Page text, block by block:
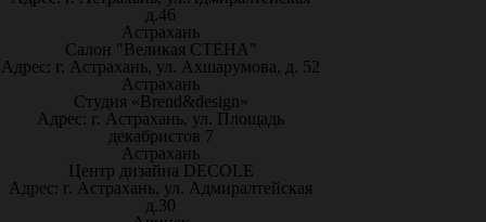
д.46
Астрахань
Салон "Великая СТЕНА"
Адрес: г. Астрахань, ул. Ахшарумова, д. 52
Астрахань
Студия «Brend&design»
Адрес: г. Астрахань, ул. Площадь
декабристов 7
Астрахань
Центр дизайна DECOLE
Адрес: г. Астрахань, ул. Адмиралтейская
д.30